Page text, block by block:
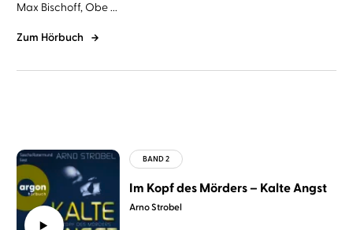
Max Bischoff, Obe ...
Zum Hörbuch
Arno Strobel
Im Kopf des Mörders – Kalte Angst